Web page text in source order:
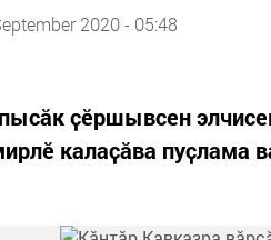
2020 - 05:48
ҫӗршывсен
калаҫӑва пуҫлама